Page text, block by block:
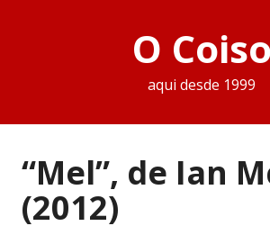
O Coiso
aqui desde 1999
“Mel”, de Ian
(2012)